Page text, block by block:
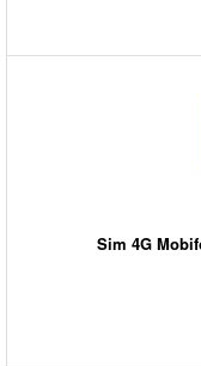
Sim 4G